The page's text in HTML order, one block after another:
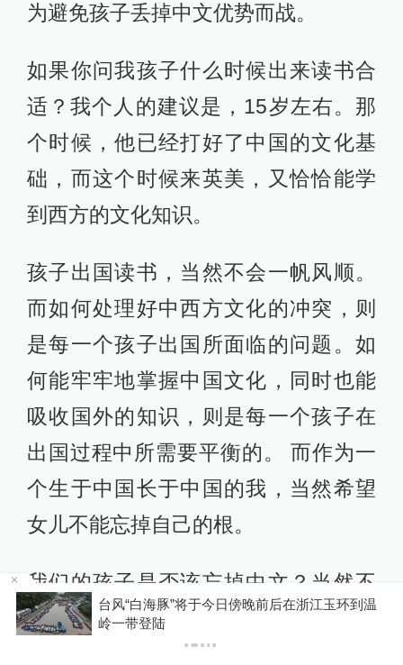
为避免孩子丢掉中文优势而战。
如果你问我孩子什么时候出来读书合
适？我个人的建议是，15岁左右。那
个时候，他已经打好了中国的文化基
础，而这个时候来英美，又恰恰能学
到西方的文化知识。
孩子出国读书，当然不会一帆风顺。
而如何处理好中西方文化的冲突，则
是每一个孩子出国所面临的问题。如
何能牢牢地掌握中国文化，同时也能
吸收国外的知识，则是每一个孩子在
出国过程中所需要平衡的。 而作为一
个生于中国长于中国的我，当然希望
女儿不能忘掉自己的根。
我们的孩子是否该忘掉中文？当然不
能。
台风“白海豚”将于今日傍晚前后在浙江玉环到温
岭一带登陆